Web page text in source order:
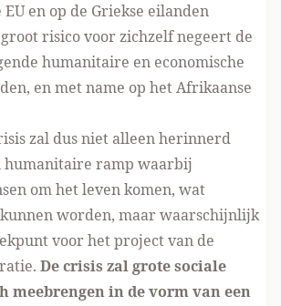
en op de Griekse eilanden
risico voor zichzelf negeert de
humanitaire en economische
en met name op het Afrikaanse
zal dus niet alleen herinnerd
humanitaire ramp waarbij
om het leven komen, wat
worden, maar waarschijnlijk
voor het project van de
De crisis zal grote sociale
meebrengen in de vorm van een